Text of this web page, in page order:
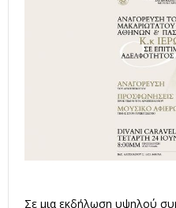
Σε μια εκδήλωση υψηλού